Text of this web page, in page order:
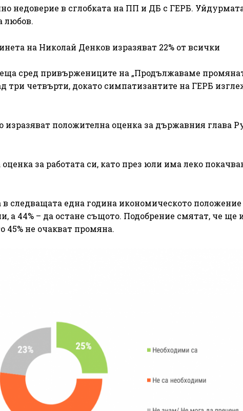
недоверие в сглобката на ПП и ДБ с ГЕРБ.
любов.
на Николай Денков изразяват 22% от всички
сред привържениците на „Продължаваме
три четвърти, докато симпатизантите на ГЕРБ
изразяват положителна оценка за държавния глава
за работата си, като през юли има леко
в следващата една година икономическото положение
а 44% – да остане същото. Подобрение смятат, че ще
45% не очакват промяна.